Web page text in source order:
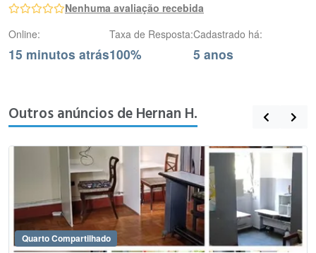
Nenhuma avaliação recebida
Online:
15 minutos atrás
Taxa de Resposta:
100%
Cadastrado há:
5 anos
Outros anúncios de Hernan H.
Quarto Compartilhado